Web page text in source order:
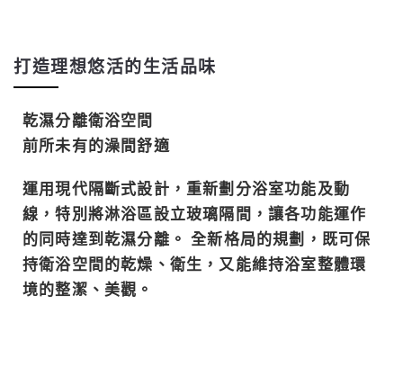
打造理想悠活的生活品味
乾濕分離衛浴空間
前所未有的澡間舒適
運用現代隔斷式設計，重新劃分浴室功能及動
線，特別將淋浴區設立玻璃隔間，讓各功能運作
的同時達到乾濕分離。 全新格局的規劃，既可保
持衛浴空間的乾燥、衛生，又能維持浴室整體環
境的整潔、美觀。